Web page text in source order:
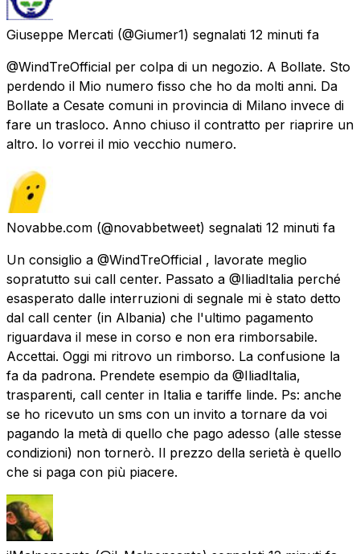
Giuseppe Mercati (@Giumer1) segnalati 12 minuti fa
@WindTreOfficial per colpa di un negozio. A Bollate. Sto
perdendo il Mio numero fisso che ho da molti anni. Da
Bollate a Cesate comuni in provincia di Milano invece di
fare un trasloco. Anno chiuso il contratto per riaprire un
altro. Io vorrei il mio vecchio numero.
Novabbe.com (@novabbetweet) segnalati 12 minuti fa
Un consiglio a @WindTreOfficial , lavorate meglio
sopratutto sui call center. Passato a @IliadItalia perché
esasperato dalle interruzioni di segnale mi è stato detto
dal call center (in Albania) che l'ultimo pagamento
riguardava il mese in corso e non era rimborsabile.
Accettai. Oggi mi ritrovo un rimborso. La confusione la
fa da padrona. Prendete esempio da @IliadItalia,
trasparenti, call center in Italia e tariffe linde. Ps: anche
se ho ricevuto un sms con un invito a tornare da voi
pagando la metà di quello che pago adesso (alle stesse
condizioni) non tornerò. Il prezzo della serietà è quello
che si paga con più piacere.